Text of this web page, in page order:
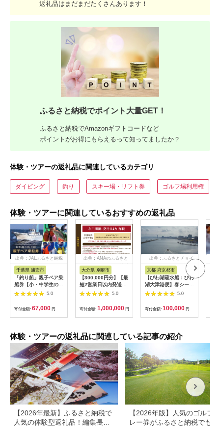
返礼品はまだまだたくさんあります！
ふるさと納税でポイント大量GET！
ふるさと納税でAmazonギフトコードなど
ポイントがお得にもらえるって知ってましたか？
体験・ツアーの返礼品に関連しているカテゴリ
ダイビング 釣り スキー場・リフト券 ゴルフ場利用権
体験・ツアーに関連しているおすすめの返礼品
出典：JALふるさと納税
千葉県 浦安市
「釣り船」親子ペア乗
船券【小・中学生のお
子様】
5.0
寄付金額: 67,000 円
出典：ANAのふるさと
納税
大分県 別府市
【300,000円分】【最
短2営業日以内発送】
別府市内の旅館やホテ
ルで使用できる宿泊補
助券 楽しい旅の思い
出を！ 宿泊券 大分県
別府市 3000円 15000
円 30万円 ホテル 旅
館 温泉 旅行 観光 ト
ケット クーポン 宿泊
お泊り 別府温泉 別府
観光 地獄めぐり 旅 お
すすめ 人気 体験型 節
約_B030-007
5.0
寄付金額: 1,000,000 円
出典：ふるさとチョイ
京都 府京都市
【びわ湖疏水船：びわ
湖大津港便】春シーズ
ン先行予約権（２名様
分の乗船予約の権利）
5.0
寄付金額: 100,000 円
体験・ツアーの返礼品に関連している記事の紹介
【2026年最新】ふるさと納税で
人気の体験型返礼品！編集長お
【2026年版】人気のゴルフ
レー券がふるさと納税でもら